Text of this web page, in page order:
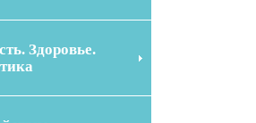
Здоровье.